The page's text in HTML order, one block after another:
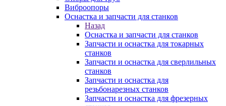
Виброопоры
Оснастка и запчасти для станков
Назад
Оснастка и запчасти для станков
Запчасти и оснастка для токарных
станков
Запчасти и оснастка для сверлильных
станков
Запчасти и оснастка для
резьбонарезных станков
Запчасти и оснастка для фрезерных